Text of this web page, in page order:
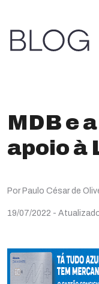
MDB e
apoio à
Por Paulo César de
19/07/2022 -